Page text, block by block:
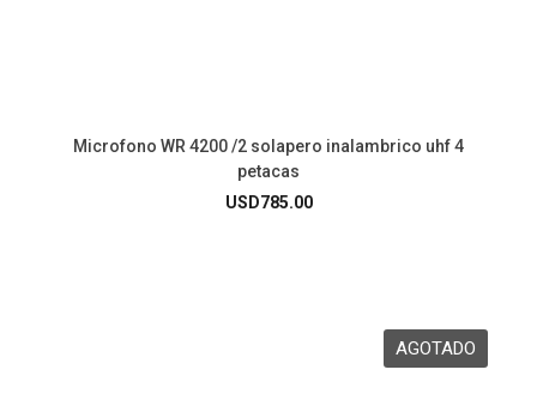
Microfono WR 4200 /2 solapero inalambrico uhf 4
petacas
USD785.00